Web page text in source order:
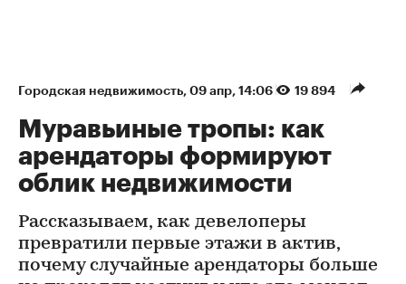
Городская недвижимость 09 апр, 14:06 19 894
Муравьиные тропы: как
арендаторы формируют
облик недвижимости
Рассказываем, как девелоперы
превратили первые этажи в актив,
почему случайные арендаторы больше